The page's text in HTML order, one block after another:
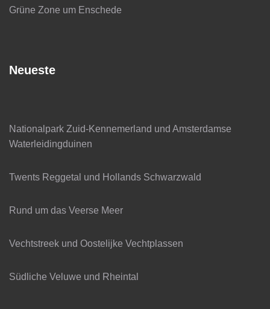
Grüne Zone um Enschede
Neueste
Nationalpark Zuid-Kennemerland und Amsterdamse
Waterleidingduinen
Twents Reggetal und Hollands Schwarzwald
Rund um das Veerse Meer
Vechtstreek und Oostelijke Vechtplassen
Südliche Veluwe und Rheintal